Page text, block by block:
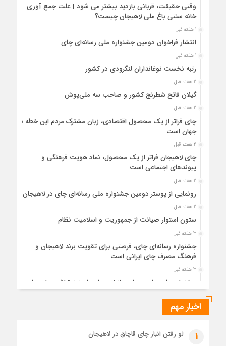
وقتی حقیقت، قربانی بازدید بیشتر می شود | علت جمع آوری
خانه سنتی باغ ملی لاهیجان چیست؟
1 هفته قبل
انتشار فراخوان دومین جشنواره ملی رسانه‌ای چای
1 هفته قبل
رتبه نخست نوغانداران لنگرودی در کشور
2 هفته قبل
گیلان فاتح شطرنج کشور و صاحب سه ملی‌پوش
2 هفته قبل
چای فراتر از یک محصول اقتصادی، زبان مشترک مردم این خطه با
جهان است
2 هفته قبل
چای لاهیجان فراتر از یک محصول، نماد هویت فرهنگی و
پیوندهای اجتماعی است
2 هفته قبل
رونمایی از پوستر دومین جشنواره ملی رسانه‌ای چای در لاهیجان
2 هفته قبل
ستون استوار صیانت از جمهوریت و اسلامیت نظام
3 هفته قبل
جشنواره رسانه‌ای چای، فرصتی برای تقویت برند لاهیجان و
فرهنگ مصرف چای ایرانی است
3 هفته قبل
جشنواره ملی چای، حمایت از لاهیجان یا هزینه‌تراشی برای چای
ایرانی!؟
3 هفته قبل
4 هفته قبل
اخبار مهم
1 لو رفتن انبار چای قاچاق در لاهیجان